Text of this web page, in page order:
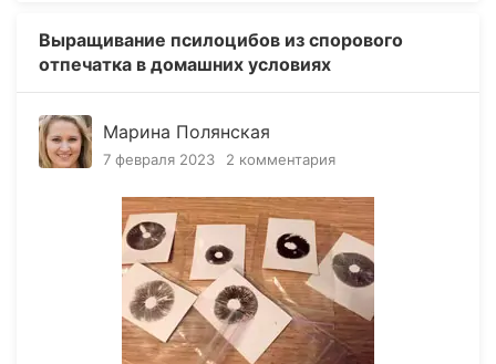
Выращивание псилоцибов из спорового
отпечатка в домашних условиях
Марина Полянская
7 февраля 2023 2 комментария